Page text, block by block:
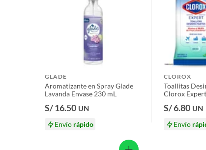
Licores y cigarros electrónicos.
GLADE
Aromatizante en Spray Glade
Lavanda Envase 230 mL
S/ 16.50 UN
Envío rápido
CLOROX
Toallitas
Clorox
S/ 6.80 UN
Envío